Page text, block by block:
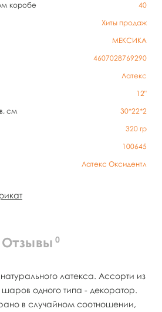
коробе
40
Хиты продаж
МЕКСИКА
4607028769290
Латекс
12"
см
30*22*2
320 гр
100645
Латекс Оксидентл
Отзывы 0
латекса. Ассорти из
шаров одного типа - декоратор.
в случайном соотношении,